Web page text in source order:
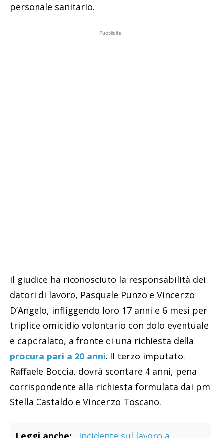
personale sanitario.
Pubblicità
Il giudice ha riconosciuto la responsabilità dei
datori di lavoro, Pasquale Punzo e Vincenzo
D’Angelo, infliggendo loro 17 anni e 6 mesi per
triplice omicidio volontario con dolo eventuale
e caporalato, a fronte di una richiesta della
procura pari a 20 anni. Il terzo imputato,
Raffaele Boccia, dovrà scontare 4 anni, pena
corrispondente alla richiesta formulata dai pm
Stella Castaldo e Vincenzo Toscano.
Leggi anche: Incidente sul lavoro a